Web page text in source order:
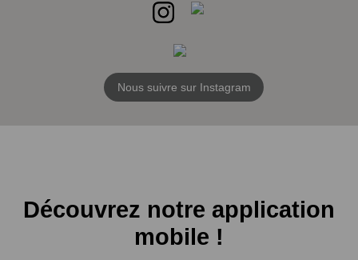
Nous suivre sur Instagram
Découvrez notre application
mobile !